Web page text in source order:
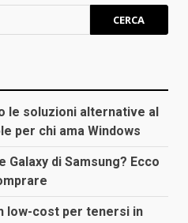
le soluzioni alternative al
per chi ama Windows
Galaxy di Samsung? Ecco
low-cost per tenersi in